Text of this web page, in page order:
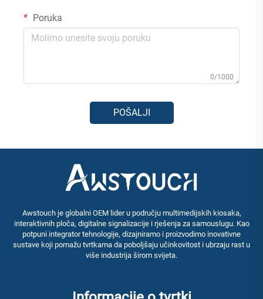
Poruka
0/1000
POŠALJI
Awstouch je globalni OEM lider u području multimedijskih kiosaka,
interaktivnih ploča, digitalne signalizacije i rješenja za samouslugu. Kao
potpuni integrator tehnologije, dizajniramo i proizvodimo inovativne
sustave koji pomažu tvrtkama da poboljšaju učinkovitost i ubrzaju rast u
više industrija širom svijeta.